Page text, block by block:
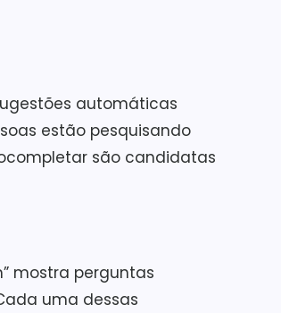
automáticas
estão pesquisando
são candidatas
mostra perguntas
uma dessas